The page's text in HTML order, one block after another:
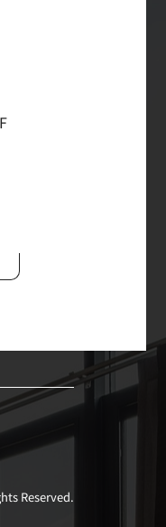
Reserved.